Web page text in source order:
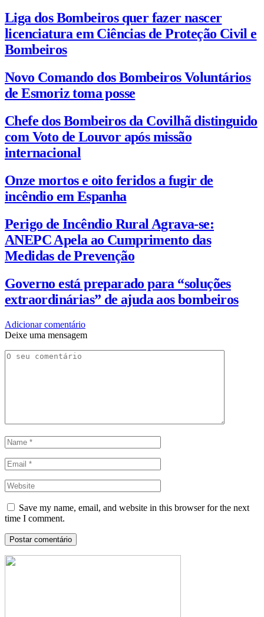
Liga dos Bombeiros quer fazer nascer
licenciatura em Ciências de Proteção Civil e
Bombeiros
Novo Comando dos Bombeiros Voluntários
de Esmoriz toma posse
Chefe dos Bombeiros da Covilhã distinguido
com Voto de Louvor após missão
internacional
Onze mortos e oito feridos a fugir de
incêndio em Espanha
Perigo de Incêndio Rural Agrava-se:
ANEPC Apela ao Cumprimento das
Medidas de Prevenção
Governo está preparado para “soluções
extraordinárias” de ajuda aos bombeiros
Adicionar comentário
Deixe uma mensagem
Save my name, email, and website in this browser for the next
time I comment.